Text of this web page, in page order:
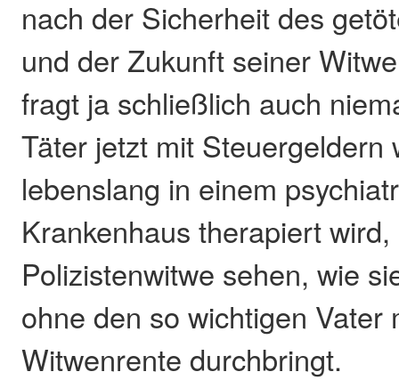
nach der Sicherheit des
und der Zukunft seiner
fragt ja schließlich auch
Täter jetzt mit Steuergeldern
lebenslang in einem
Krankenhaus therapiert
Polizistenwitwe sehen, wie
ohne den so wichtigen Vater
Witwenrente durchbringt.